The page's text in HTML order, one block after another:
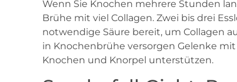
Wenn Sie Knochen mehrere Stunden
Brühe mit viel Collagen. Zwei bis drei
notwendige Säure bereit, um Collagen
in Knochenbrühe versorgen Gelenke
Knochen und Knorpel unterstützen.